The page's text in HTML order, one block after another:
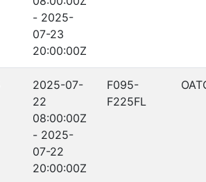
- 2025-
07-23
20:00:00Z
2025-07-
22
08:00:00Z
- 2025-
07-22
20:00:00Z
F095-
F225FL